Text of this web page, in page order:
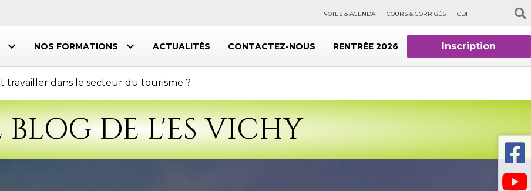
NOTES & AGENDA COURS & CORRIGÉS CDI
NOS FORMATIONS ACTUALITÉS CONTACTEZ-NOUS RENTRÉE 2026 Inscription
travailler dans le secteur du tourisme ?
BLOG DE L'ES VICHY